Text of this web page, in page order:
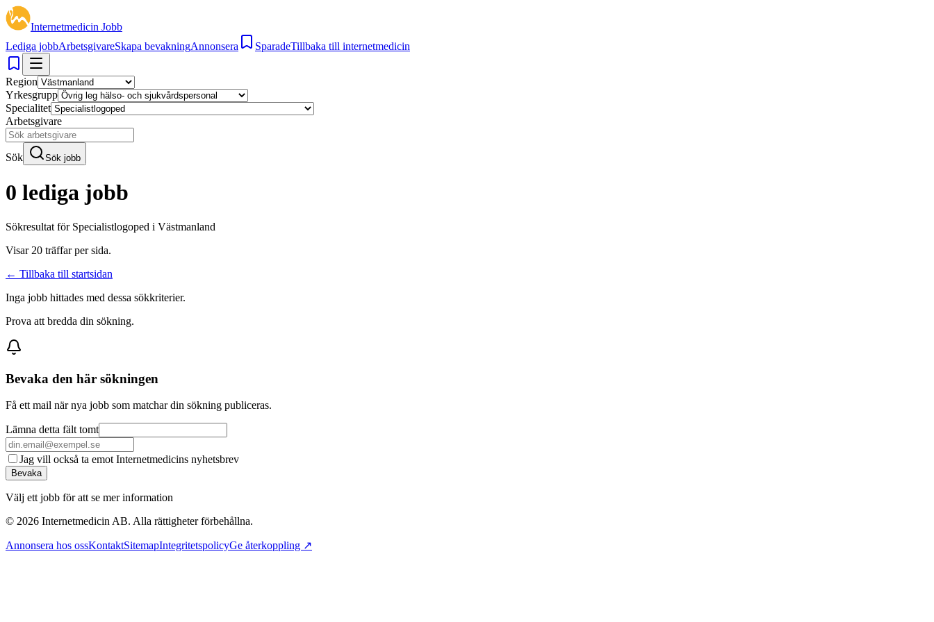
Internetmedicin Jobb
Lediga jobbArbetsgivareSkapa bevakningAnnonsera SparadeTillbaka till internetmedicin
Region
Yrkesgrupp
Specialitet
Arbetsgivare
Sök Sök jobb
0 lediga jobb
Sökresultat för Specialistlogoped i Västmanland
Visar 20 träffar per sida.
← Tillbaka till startsidan
Inga jobb hittades med dessa sökkriterier.
Prova att bredda din sökning.
Bevaka den här sökningen
Få ett mail när nya jobb som matchar din sökning publiceras.
Lämna detta fält tomt
Jag vill också ta emot Internetmedicins nyhetsbrev
Bevaka
Välj ett jobb för att se mer information
© 2026 Internetmedicin AB. Alla rättigheter förbehållna.
Annonsera hos ossKontaktSitemapIntegritetspolicyGe återkoppling ↗